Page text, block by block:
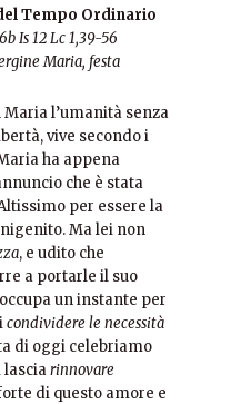
Tempo Ordinario
Is 12Lc 1,39-56
Maria, festa
l’umanità senza
vive secondo i
ha appena
che è stata
per essere la
Ma lei non
, e udito che
a portarle il suo
un instante per
condividere le necessità
di oggi celebriamo
lasciarinnovare
di questo amore e